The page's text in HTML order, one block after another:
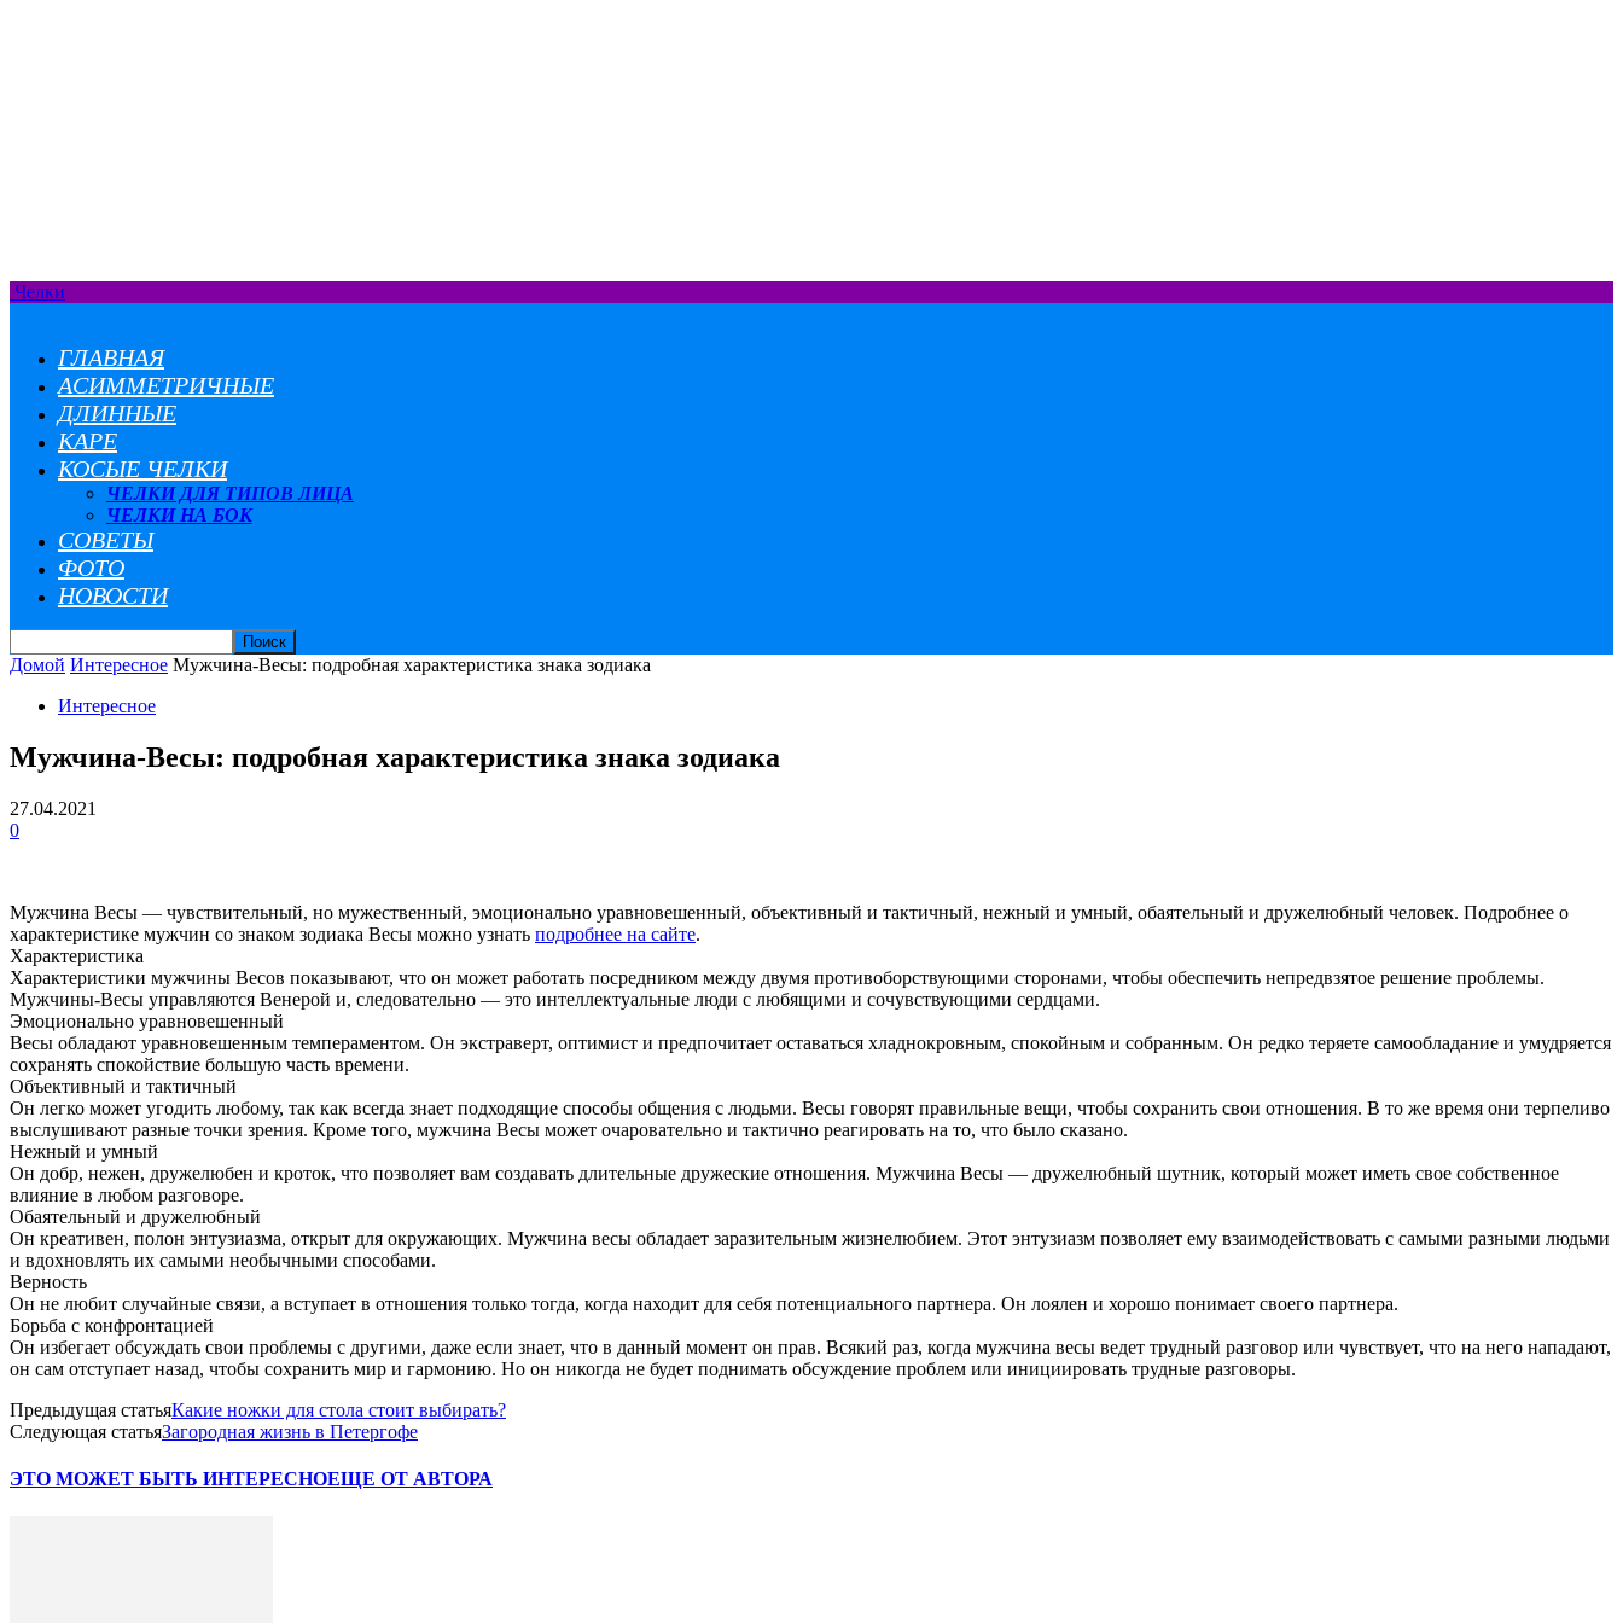
Челки
ГЛАВНАЯ
АСИММЕТРИЧНЫЕ
ДЛИННЫЕ
КАРЕ
КОСЫЕ ЧЕЛКИ
ЧЕЛКИ ДЛЯ ТИПОВ ЛИЦА
ЧЕЛКИ НА БОК
СОВЕТЫ
ФОТО
НОВОСТИ
Домой Интересное Мужчина-Весы: подробная характеристика знака зодиака
Интересное
Мужчина-Весы: подробная характеристика знака зодиака
27.04.2021
0
Мужчина Весы — чувствительный, но мужественный, эмоционально уравновешенный, объективный и тактичный, нежный и умный, обаятельный и дружелюбный человек. Подробнее о
характеристике мужчин со знаком зодиака Весы можно узнать подробнее на сайте.
Характеристика
Характеристики мужчины Весов показывают, что он может работать посредником между двумя противоборствующими сторонами, чтобы обеспечить непредвзятое решение проблемы.
Мужчины-Весы управляются Венерой и, следовательно — это интеллектуальные люди с любящими и сочувствующими сердцами.
Эмоционально уравновешенный
Весы обладают уравновешенным темпераментом. Он экстраверт, оптимист и предпочитает оставаться хладнокровным, спокойным и собранным. Он редко теряете самообладание и умудряется
сохранять спокойствие большую часть времени.
Объективный и тактичный
Он легко может угодить любому, так как всегда знает подходящие способы общения с людьми. Весы говорят правильные вещи, чтобы сохранить свои отношения. В то же время они терпеливо
выслушивают разные точки зрения. Кроме того, мужчина Весы может очаровательно и тактично реагировать на то, что было сказано.
Нежный и умный
Он добр, нежен, дружелюбен и кроток, что позволяет вам создавать длительные дружеские отношения. Мужчина Весы — дружелюбный шутник, который может иметь свое собственное
влияние в любом разговоре.
Обаятельный и дружелюбный
Он креативен, полон энтузиазма, открыт для окружающих. Мужчина весы обладает заразительным жизнелюбием. Этот энтузиазм позволяет ему взаимодействовать с самыми разными людьми
и вдохновлять их самыми необычными способами.
Верность
Он не любит случайные связи, а вступает в отношения только тогда, когда находит для себя потенциального партнера. Он лоялен и хорошо понимает своего партнера.
Борьба с конфронтацией
Он избегает обсуждать свои проблемы с другими, даже если знает, что в данный момент он прав. Всякий раз, когда мужчина весы ведет трудный разговор или чувствует, что на него нападают,
он сам отступает назад, чтобы сохранить мир и гармонию. Но он никогда не будет поднимать обсуждение проблем или инициировать трудные разговоры.
Предыдущая статьяКакие ножки для стола стоит выбирать?
Следующая статьяЗагородная жизнь в Петергофе
ЭТО МОЖЕТ БЫТЬ ИНТЕРЕСНОЕЩЕ ОТ АВТОРА